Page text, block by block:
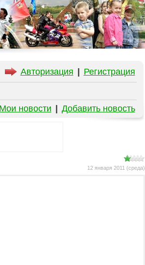
Авторизация Регистрация
Мои новости
Добавить новость
12 января 2011 (среда)